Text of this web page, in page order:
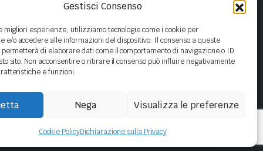
Gestisci Consenso
migliori esperienze, utilizziamo tecnologie come i cookie per
e/o accedere alle informazioni del dispositivo. Il consenso a queste
permetterà di elaborare dati come il comportamento di navigazione o ID
sito. Non acconsentire o ritirare il consenso può influire negativamente
e funzioni.
Nega Visualizza le preferenze
Cookie PolicyDichiarazione sulla Privacy